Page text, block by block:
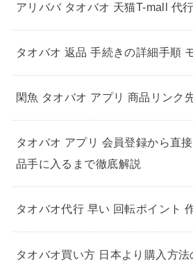
アリババ タオバオ 天猫T-mall 代
タオバオ 返品 手続きの詳細手順
閑魚 タオバオ アプリ 商品リンク
タオバオ アプリ 会員登録から直
品手に入るまで徹底解説
タオバオ代行 早い 回転ポイント
タオバオ買い方 日本より購入方法